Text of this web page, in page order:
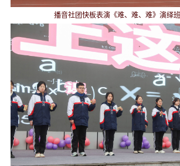
播音社团快板表演《难、难、难》演绎